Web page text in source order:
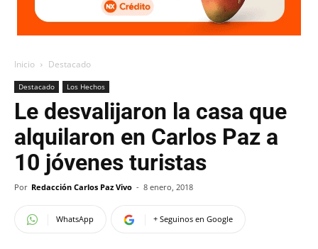
Inicio Destacado
Destacado Los Hechos
Le desvalijaron la casa que
alquilaron en Carlos Paz a
10 jóvenes turistas
Por Redacción Carlos Paz Vivo - 8 enero, 2018
WhatsApp + Seguinos en Google